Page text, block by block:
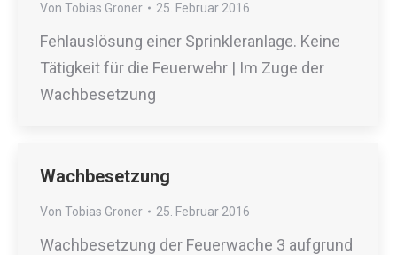
Von Tobias Groner 25. Februar 2016
Fehlauslösung einer Sprinkleranlage. Keine
Tätigkeit für die Feuerwehr | Im Zuge der
Wachbesetzung
Wachbesetzung
Von Tobias Groner 25. Februar 2016
Wachbesetzung der Feuerwache 3 aufgrund